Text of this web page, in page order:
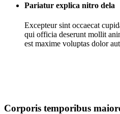
Pariatur explica nitro dela
Excepteur sint occaecat
qui officia deserunt mollit
est maxime voluptas dolor aut
Corporis temporibus